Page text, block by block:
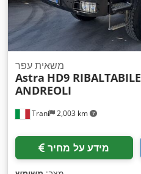
Trani 2,003 km
משאית עפר
Astra HD9 RIBALTABILE
ANDREOLI
מידע על מחיר